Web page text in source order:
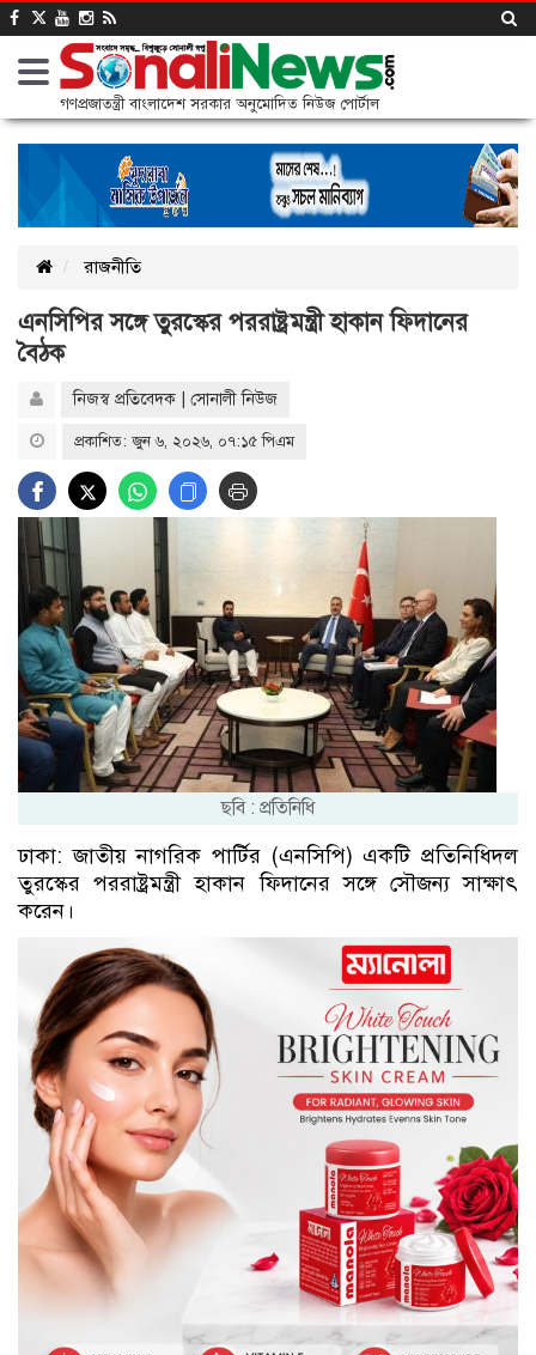
গণপ্রজাতন্ত্রী বাংলাদেশ সরকার অনুমোদিত নিউজ পোর্টাল
রাজনীতি
এনসিপির সঙ্গে তুরস্কের পররাষ্ট্রমন্ত্রী হাকান ফিদানের
বৈঠক
নিজস্ব প্রতিবেদক | সোনালী নিউজ
প্রকাশিত: জুন ৬, ২০২৬, ০৭:১৫ পিএম
ছবি : প্রতিনিধি
ঢাকা: জাতীয় নাগরিক পার্টির (এনসিপি) একটি প্রতিনিধিদল
তুরস্কের পররাষ্ট্রমন্ত্রী হাকান ফিদানের সঙ্গে সৌজন্য সাক্ষাৎ
করেন।